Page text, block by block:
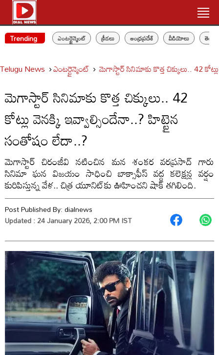
Trending ఎంటర్టైన్మెంట్ క్రీడలు ఆంధ్రప్రదేశ్ వీడియోలు
Telugu News ఎంటర్టైన్మెంట్ మెగాస్టార్ సినిమాకు కొత్త చిక్కులు.. 42
మెగాస్టార్ సినిమాకు కొత్త చిక్కులు.. 42
కోట్లు వెనక్కి ఇవ్వాల్సిందేనా..? హిట్టైన
సంతోషం లేదా..?
మెగాస్టార్ చిరంజీవి నటించిన మన శంకర వరప్రసాద్ గారు
సినిమా ఘన విజయం సాధించి బాక్సాఫీస్ వద్ద కలెక్షన్ల వర్షం
కురిపిస్తున్న వేళ.. చిత్ర యూనిట్‌కు ఊహించని షాక్ తగిలింది.
Post Published By:dialnews
Updated : 24 January 2026, 2:00 PM IST